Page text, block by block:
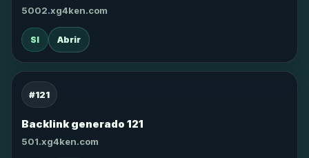
5002.xg4ken.com
SI Abrir
#121
Backlink generado 121
501.xg4ken.com